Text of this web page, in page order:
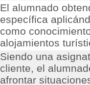
El alumnado
específica
como
alojamientos
Siendo una
cliente, el
afrontar